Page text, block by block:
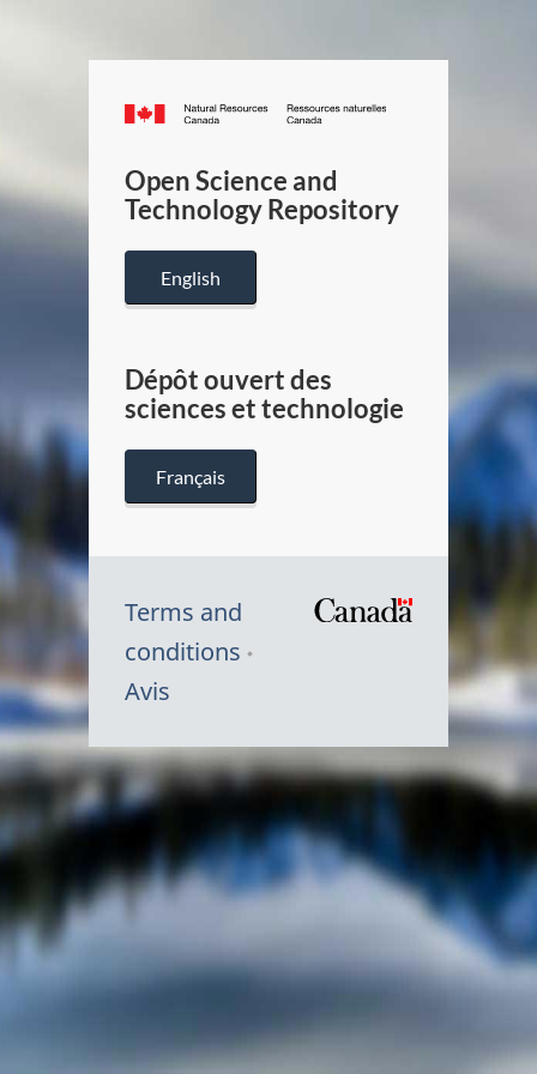
Canada.ca
/
Canada
Open Science and
Technology Repository
English
Dépôt ouvert des
sciences et technologie
Français
Terms and
conditions
Avis
Symbole
du
Canada